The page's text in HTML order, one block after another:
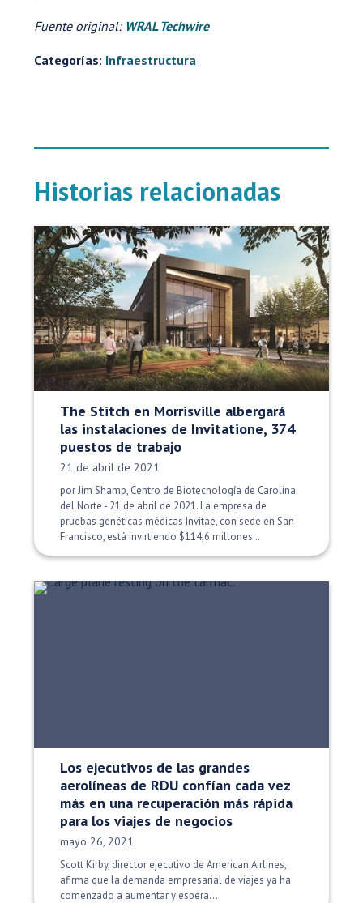
Fuente original: WRAL Techwire
Categorías: Infraestructura
Historias relacionadas
The Stitch en Morrisville albergará
las instalaciones de Invitatione, 374
puestos de trabajo
Fecha de publicación:
21 de abril de 2021
por Jim Shamp, Centro de Biotecnología de Carolina
del Norte - 21 de abril de 2021. La empresa de
pruebas genéticas médicas Invitae, con sede en San
Francisco, está invirtiendo $114,6 millones…
Los ejecutivos de las grandes
aerolíneas de RDU confían cada vez
más en una recuperación más rápida
para los viajes de negocios
Fecha de publicación:
mayo 26, 2021
Scott Kirby, director ejecutivo de American Airlines,
afirma que la demanda empresarial de viajes ya ha
comenzado a aumentar y espera...